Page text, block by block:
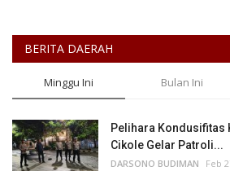
BERITA DAERAH
Minggu Ini Bulan Ini
Pelihara Kondusifitas
Cikole Gelar Patroli...
DARSONO BUDIMAN Feb